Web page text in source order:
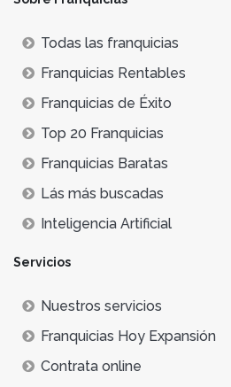
Todas las franquicias
Franquicias Rentables
Franquicias de Éxito
Top 20 Franquicias
Franquicias Baratas
Lás más buscadas
Inteligencia Artificial
Servicios
Nuestros servicios
Franquicias Hoy Expansión
Contrata online